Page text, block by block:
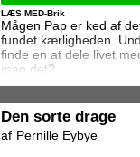
Mågen Pap er ked af
fundet kærligheden.
finde en at dele livet
man det?
LÆS MED-Brik
Den sorte drage
Pernille Eybye